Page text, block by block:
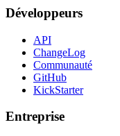
Développeurs
API
ChangeLog
Communauté
GitHub
KickStarter
Entreprise